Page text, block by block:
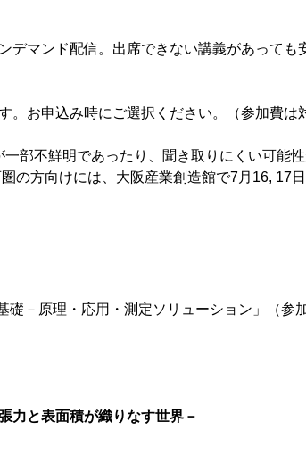
デマンド配信。出席できない講義があっても
。お申込み時にご選択ください。（参加費は
部不鮮明であったり、聞き取りにくい可能
の方向けには、大阪産業創造館で7月16, 17
－原理・応用・測定ソリューション」（参
力と表面積が織りなす世界－